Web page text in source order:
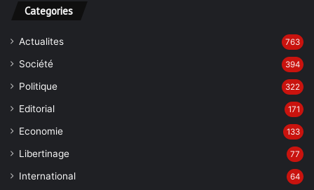
Categories
Actualites 763
Société 394
Politique 322
Editorial 171
Economie 133
Libertinage 77
International 64